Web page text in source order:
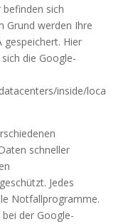
befinden sich
Grund werden Ihre
gespeichert. Hier
die Google-
inside/loca
schneller
Jedes
Notfallprogramme.
der Google-